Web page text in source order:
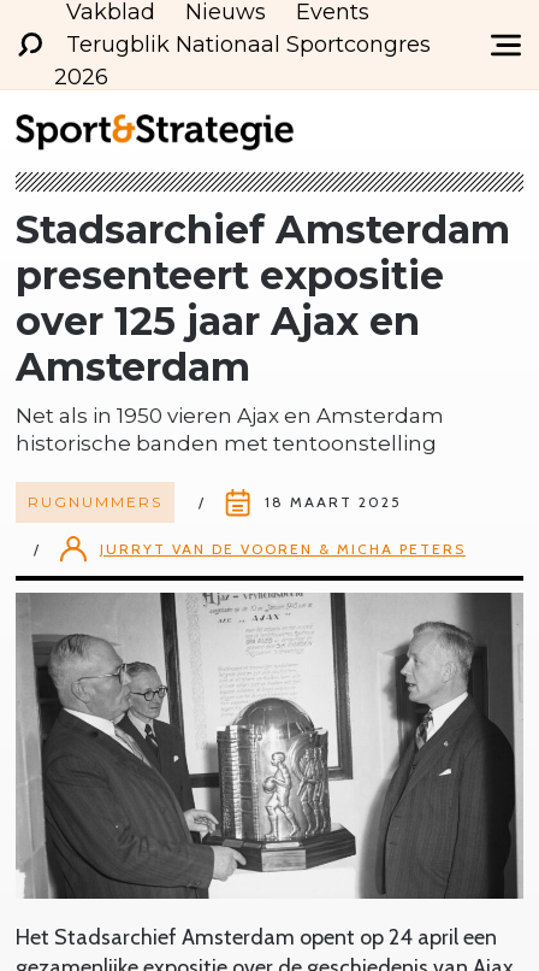
Vakblad Nieuws
Events
Terugblik Nationaal Sportcongres
2026
Stadsarchief Amsterdam
presenteert expositie
over 125 jaar Ajax en
Amsterdam
Net als in 1950 vieren Ajax en Amsterdam
historische banden met tentoonstelling
RUGNUMMERS 18 MAART 2025
JURRYT VAN DE VOOREN & MICHA PETERS
Het Stadsarchief Amsterdam opent op 24 april een